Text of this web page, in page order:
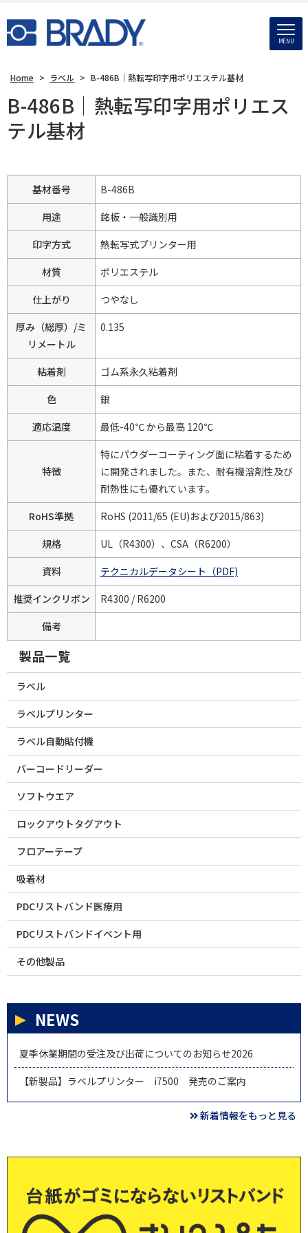
MENU
Home > ラベル > B-486B｜熱転写印字用ポリエステル基材
B-486B｜熱転写印字用ポリエス
テル基材
基材番号
B-486B
用途
銘板・一般識別用
印字方式
熱転写式プリンター用
材質
ポリエステル
仕上がり
つやなし
厚み（総厚）/ミ
リメートル
0.135
粘着剤
ゴム系永久粘着剤
色
銀
適応温度
最低-40℃ から最高 120℃
特徴
特にパウダーコーティング面に粘着するため
に開発されました。また、耐有機溶剤性及び
耐熱性にも優れています。
RoHS準拠
RoHS (2011/65 (EU)および2015/863)
規格
UL（R4300）、CSA（R6200）
資料
テクニカルデータシート（PDF)
推奨インクリボン
R4300 / R6200
備考
製品一覧
ラベル
ラベルプリンター
ラベル自動貼付機
バーコードリーダー
ソフトウエア
ロックアウトタグアウト
フロアーテープ
吸着材
PDCリストバンド医療用
PDCリストバンドイベント用
その他製品
NEWS
夏季休業期間の受注及び出荷についてのお知らせ2026
【新製品】ラベルプリンター i7500 発売のご案内
新着情報をもっと見る